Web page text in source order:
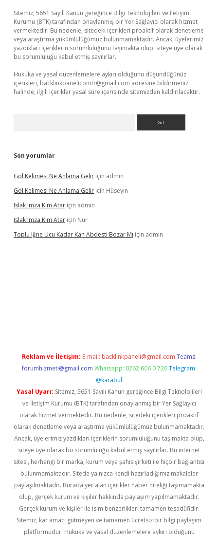
Sitemiz, 5651 Sayılı Kanun gereğince Bilgi Teknolojileri ve İletişim
Kurumu (BTK) tarafından onaylanmış bir Yer Sağlayıcı olarak hizmet
vermektedir. Bu nedenle, sitedeki içerikleri proaktif olarak denetleme
veya araştırma yükümlülüğümüz bulunmamaktadır. Ancak, üyelerimiz
yazdıkları içeriklerin sorumluluğunu taşımakta olup, siteye üye olarak
bu sorumluluğu kabul etmiş sayılırlar.
Hukuka ve yasal düzenlemelere aykırı olduğunu düşündüğünüz
içerikleri, backlinkpanelicomtr@gmail.com adresine bildirmeniz
halinde, ilgili içerikler yasal süre içerisinde sitemizden kaldırılacaktır.
Son yorumlar
Gol Kelimesi Ne Anlama Gelir için admin
Gol Kelimesi Ne Anlama Gelir için Hüseyin
Islak Imza Kim Atar için admin
Islak Imza Kim Atar için Nur
Toplu Iğne Ucu Kadar Kan Abdesti Bozar Mı için admin
Reklam ve İletişim: E-mail: backlinkpaneli@gmail.com Teams:
forumhizmeti@gmail.com Whatsapp: 0262 606 0 726 Telegram:
@karabul
Yasal Uyarı: Sitemiz, 5651 Sayılı Kanun gereğince Bilgi Teknolojileri
ve İletişim Kurumu (BTK) tarafından onaylanmış bir Yer Sağlayıcı
olarak hizmet vermektedir. Bu nedenle, sitedeki içerikleri proaktif
olarak denetleme veya araştırma yükümlülüğümüz bulunmamaktadır.
Ancak, üyelerimiz yazdıkları içeriklerin sorumluluğunu taşımakta olup,
siteye üye olarak bu sorumluluğu kabul etmiş sayılırlar. Bu internet
sitesi, herhangi bir marka, kurum veya şahıs şirketi ile hiçbir bağlantısı
bulunmamaktadır. Sitede yalnızca kendi hazırladığımız makaleler
paylaşılmaktadır. Burada yer alan içerikler haber niteliği taşımamakta
olup, gerçek kurum ve kişiler hakkında paylaşım yapılmamaktadır.
Gerçek kurum ve kişiler ile isim benzerlikleri tamamen tesadüfidir.
Sitemiz, kar amacı gütmeyen ve tamamen ücretsiz bir bilgi paylaşım
platformudur. Hukuka ve yasal düzenlemelere aykırı olduğunu